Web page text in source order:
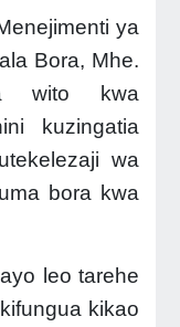
ya
Bora, Mhe.
wito kwa
kuzingatia
wa
bora kwa
leo tarehe
kikao